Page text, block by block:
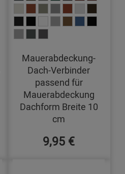
Mauerabdeckung-
Dach-Verbinder
passend für
Mauerabdeckung
Dachform Breite 10
cm
9,95 €